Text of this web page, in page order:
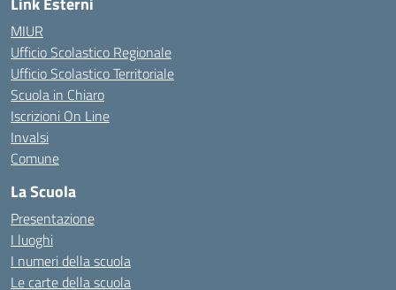
MIUR
Ufficio Scolastico Regionale
Ufficio Scolastico Territoriale
Scuola in Chiaro
Iscrizioni On Line
Invalsi
Comune
La Scuola
Presentazione
I luoghi
I numeri della scuola
Le carte della scuola